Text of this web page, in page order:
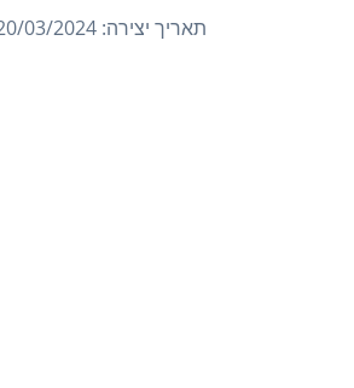
תאריך יצירה: 20/03/2024